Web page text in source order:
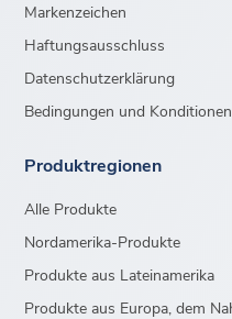
Markenzeichen
Haftungsausschluss
Datenschutzerklärung
Bedingungen und Konditionen
Produktregionen
Alle Produkte
Nordamerika-Produkte
Produkte aus Lateinamerika
Produkte aus Europa, dem